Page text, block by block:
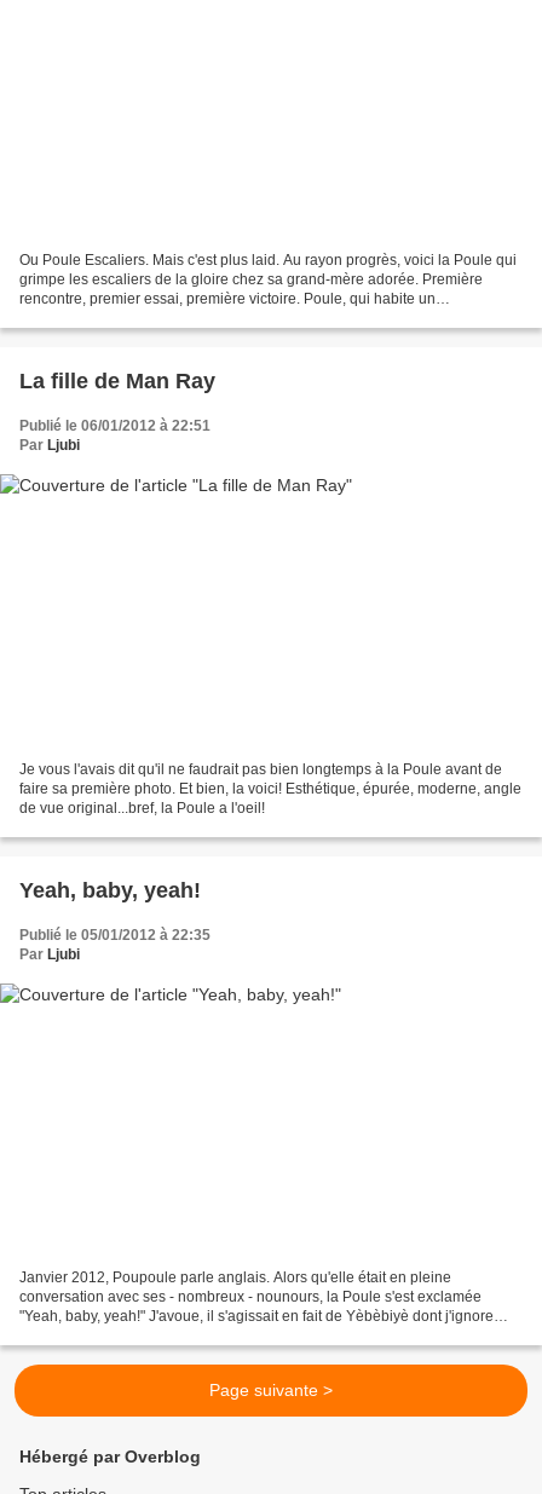
Ou Poule Escaliers. Mais c'est plus laid. Au rayon progrès, voici la Poule qui
grimpe les escaliers de la gloire chez sa grand-mère adorée. Première
rencontre, premier essai, première victoire. Poule, qui habite un
La fille de Man Ray
Publié le 06/01/2012 à 22:51
Par Ljubi
Je vous l'avais dit qu'il ne faudrait pas bien longtemps à la Poule avant de
faire sa première photo. Et bien, la voici! Esthétique, épurée, moderne, angle
de vue original...bref, la Poule a l'oeil!
Yeah, baby, yeah!
Publié le 05/01/2012 à 22:35
Par Ljubi
Janvier 2012, Poupoule parle anglais. Alors qu'elle était en pleine
conversation avec ses - nombreux - nounours, la Poule s'est exclamée
"Yeah, baby, yeah!" J'avoue, il s'agissait en fait de Yèbèbiyè dont j'ignore
Page suivante >
Hébergé par Overblog